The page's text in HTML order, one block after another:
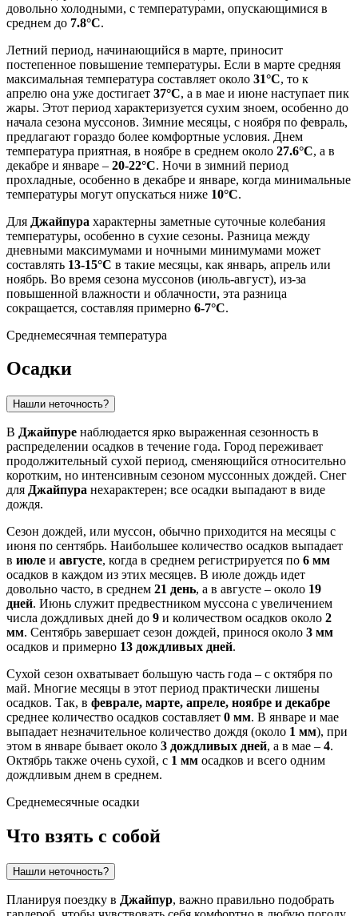
довольно холодными, с температурами, опускающимися в
среднем до 7.8°C.
Летний период, начинающийся в марте, приносит
постепенное повышение температуры. Если в марте средняя
максимальная температура составляет около 31°C, то к
апрелю она уже достигает 37°C, а в мае и июне наступает пик
жары. Этот период характеризуется сухим зноем, особенно до
начала сезона муссонов. Зимние месяцы, с ноября по февраль,
предлагают гораздо более комфортные условия. Днем
температура приятная, в ноябре в среднем около 27.6°C, а в
декабре и январе – 20-22°C. Ночи в зимний период
прохладные, особенно в декабре и январе, когда минимальные
температуры могут опускаться ниже 10°C.
Для Джайпура характерны заметные суточные колебания
температуры, особенно в сухие сезоны. Разница между
дневными максимумами и ночными минимумами может
составлять 13-15°C в такие месяцы, как январь, апрель или
ноябрь. Во время сезона муссонов (июль-август), из-за
повышенной влажности и облачности, эта разница
сокращается, составляя примерно 6-7°C.
Среднемесячная температура
Осадки
Нашли неточность?
В Джайпуре наблюдается ярко выраженная сезонность в
распределении осадков в течение года. Город переживает
продолжительный сухой период, сменяющийся относительно
коротким, но интенсивным сезоном муссонных дождей. Снег
для Джайпура нехарактерен; все осадки выпадают в виде
дождя.
Сезон дождей, или муссон, обычно приходится на месяцы с
июня по сентябрь. Наибольшее количество осадков выпадает
в июле и августе, когда в среднем регистрируется по 6 мм
осадков в каждом из этих месяцев. В июле дождь идет
довольно часто, в среднем 21 день, а в августе – около 19
дней. Июнь служит предвестником муссона с увеличением
числа дождливых дней до 9 и количеством осадков около 2
мм. Сентябрь завершает сезон дождей, принося около 3 мм
осадков и примерно 13 дождливых дней.
Сухой сезон охватывает большую часть года – с октября по
май. Многие месяцы в этот период практически лишены
осадков. Так, в феврале, марте, апреле, ноябре и декабре
среднее количество осадков составляет 0 мм. В январе и мае
выпадает незначительное количество дождя (около 1 мм), при
этом в январе бывает около 3 дождливых дней, а в мае – 4.
Октябрь также очень сухой, с 1 мм осадков и всего одним
дождливым днем в среднем.
Среднемесячные осадки
Что взять с собой
Нашли неточность?
Планируя поездку в Джайпур, важно правильно подобрать